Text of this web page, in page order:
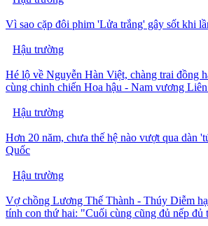
Vì sao cặp đôi phim 'Lửa trắng' gây sốt khi
Hậu trường
Hé lộ về Nguyễn Hàn Việt, chàng trai đồng
cùng chinh chiến Hoa hậu - Nam vương
Hậu trường
Hơn 20 năm, chưa thế hệ nào vượt qua dàn
Quốc
Hậu trường
Vợ chồng Lương Thế Thành - Thúy Diễm
tính con thứ hai: "Cuối cùng cũng đủ nếp đủ